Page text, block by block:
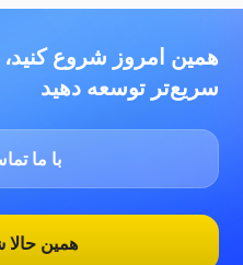
سریع‌تر توسعه دهید
با ما
همین